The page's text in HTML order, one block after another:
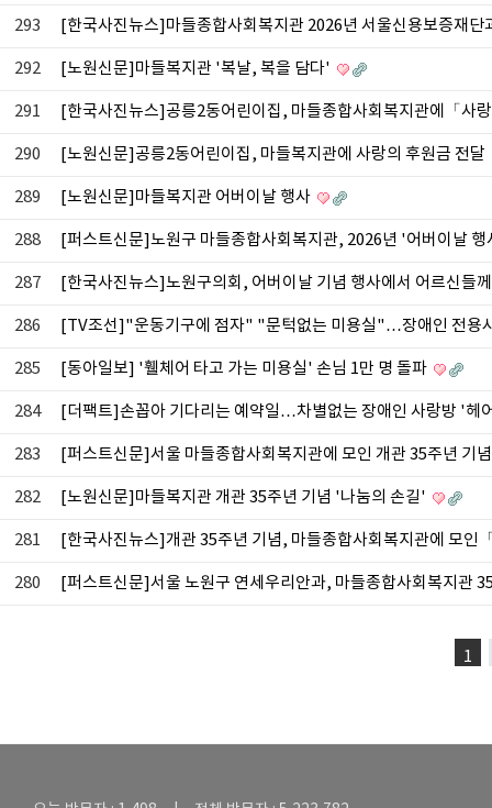
293 [한국사진뉴스]마들종합사회복지관 2026년 서울신용보증재
292 [노원신문]마들복지관 '복날, 복을 담다'
291 [한국사진뉴스]공릉2동어린이집, 마들종합사회복지관에「사
290 [노원신문]공릉2동어린이집, 마들복지관에 사랑의 후원금 전달
289 [노원신문]마들복지관 어버이날 행사
288 [퍼스트신문]노원구 마들종합사회복지관, 2026년 '어버이날
287 [한국사진뉴스]노원구의회, 어버이날 기념 행사에서 어르신들
286 [TV조선]"운동기구에 점자" "문턱없는 미용실"…장애인 전용
285 [동아일보] '휄체어 타고 가는 미용실' 손님 1만 명 돌파
284 [더팩트]손꼽아 기다리는 예약일…차별없는 장애인 사랑방 '헤
283 [퍼스트신문]서울 마들종합사회복지관에 모인 개관 35주년 기
282 [노원신문]마들복지관 개관 35주년 기념 '나눔의 손길'
281 [한국사진뉴스]개관 35주년 기념, 마들종합사회복지관에 모인
280 [퍼스트신문]서울 노원구 연세우리안과, 마들종합사회복지관
1